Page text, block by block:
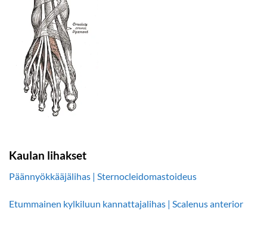
Kaulan lihakset
Päännyökkääjälihas | Sternocleidomastoideus
Etummainen kylkiluun kannattajalihas | Scalenus anterior